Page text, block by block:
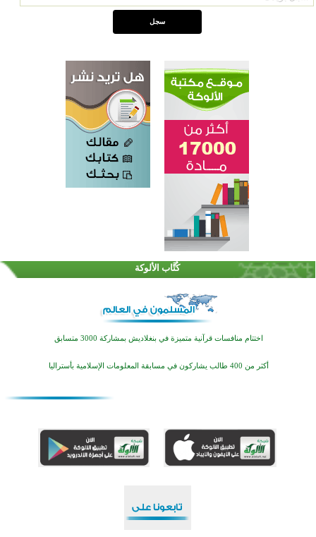
كُتَّاب الألوكة
اختتام منافسات قرآنية متميزة في بنغلاديش بمشاركة 3000 متسابق
أكثر من 400 طالب يشاركون في مسابقة المعلومات الإسلامية بأستراليا
أكبر مشروع إسلامي في ريف أستراليا يفتتح أبوابه بعد سنوات من العمل والعطاء
اختتام الدورة التاسعة لمسابقة حفظ وتلاوة القرآن الكريم في أزناكاييف